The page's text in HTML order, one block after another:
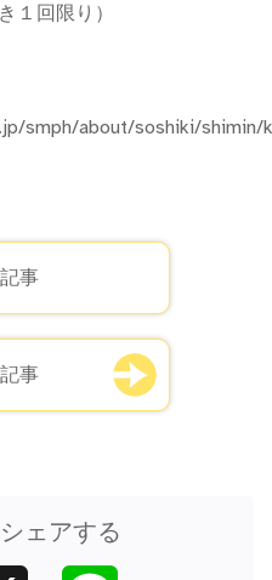
１回限り）
smph/about/soshiki/shimin/
事
事
ェアする